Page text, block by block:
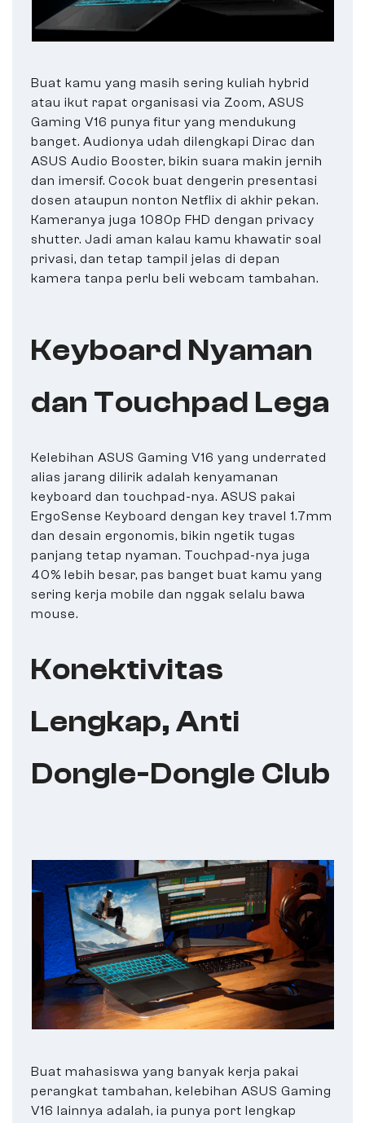
Buat kamu yang masih sering kuliah hybrid
atau ikut rapat organisasi via Zoom, ASUS
Gaming V16 punya fitur yang mendukung
banget. Audionya udah dilengkapi Dirac dan
ASUS Audio Booster, bikin suara makin jernih
dan imersif. Cocok buat dengerin presentasi
dosen ataupun nonton Netflix di akhir pekan.
Kameranya juga 1080p FHD dengan privacy
shutter. Jadi aman kalau kamu khawatir soal
privasi, dan tetap tampil jelas di depan
kamera tanpa perlu beli webcam tambahan.
Keyboard Nyaman
dan Touchpad Lega
Kelebihan ASUS Gaming V16 yang underrated
alias jarang dilirik adalah kenyamanan
keyboard dan touchpad-nya. ASUS pakai
ErgoSense Keyboard dengan key travel 1.7mm
dan desain ergonomis, bikin ngetik tugas
panjang tetap nyaman. Touchpad-nya juga
40% lebih besar, pas banget buat kamu yang
sering kerja mobile dan nggak selalu bawa
mouse.
Konektivitas
Lengkap, Anti
Dongle-Dongle Club
Buat mahasiswa yang banyak kerja pakai
perangkat tambahan, kelebihan ASUS Gaming
V16 lainnya adalah, ia punya port lengkap